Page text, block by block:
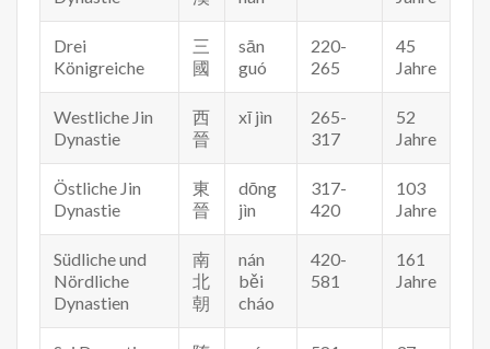
Drei
Königreiche
三
國
sān
guó
220-
265
45
Jahre
Westliche Jin
Dynastie
西
晉
xī jìn
265-
317
52
Jahre
Östliche Jin
Dynastie
東
晉
dōng
jìn
317-
420
103
Jahre
Südliche und
Nördliche
Dynastien
南
北
朝
nán
běi
cháo
420-
581
161
Jahre